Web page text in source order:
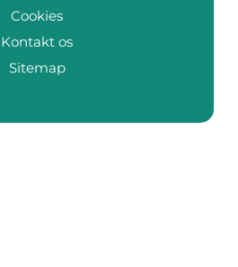
Cookies
Kontakt os
Sitemap